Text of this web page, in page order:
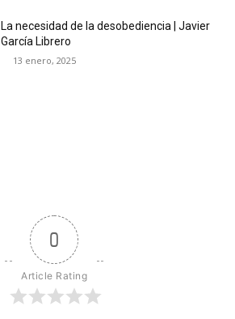
La necesidad de la desobediencia | Javier
García Librero
13 enero, 2025
0
Article Rating